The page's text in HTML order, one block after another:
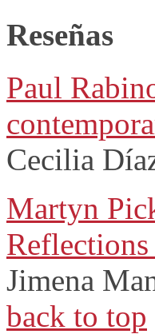
Reseñas
Paul
Cecilia
Martyn
Jimena
back to top